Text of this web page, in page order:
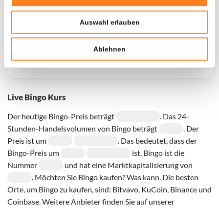
Auswahl erlauben
Ablehnen
Live Bingo Kurs
Der heutige Bingo-Preis beträgt
. Das 24-
Stunden-Handelsvolumen von Bingo beträgt
. Der
Preis ist um
. Das bedeutet, dass der
Bingo-Preis um
ist. Bingo ist die
Nummer
und hat eine Marktkapitalisierung von
. Möchten Sie Bingo kaufen? Was kann. Die besten
Orte, um Bingo zu kaufen, sind: Bitvavo, KuCoin, Binance und
Coinbase. Weitere Anbieter finden Sie auf unserer